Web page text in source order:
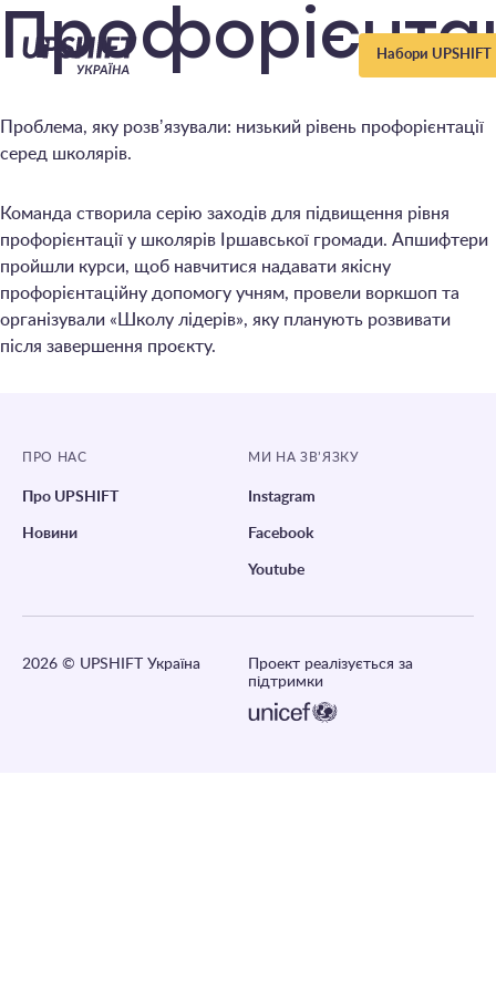
Upshift
–
Україна
Набори UPSHIFT
Проблема, яку розвʼязували: низький рівень профорієнтації
серед школярів.
Команда створила серію заходів для підвищення рівня
профорієнтації у школярів Іршавської громади. Апшифтери
пройшли курси, щоб навчитися надавати якісну
профорієнтаційну допомогу учням, провели воркшоп та
організували «Школу лідерів», яку планують розвивати
після завершення проєкту.
ПРО НАС
Про UPSHIFT
Новини
МИ НА ЗВ’ЯЗКУ
Instagram
Facebook
Youtube
2026 © UPSHIFT Україна
Проект реалізується за
підтримки